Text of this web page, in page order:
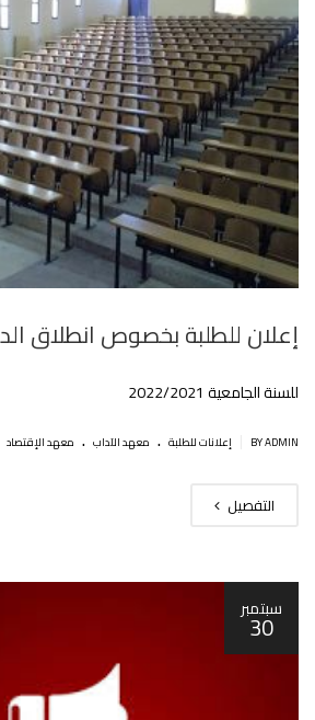
إعلان للطلبة بخصوص انطلاق
للسنة الجامعية 2022/2021
BY ADMIN إعلانات للطلبة . معهد الآداب . معهد الإقتصاد
التفصيل
سبتمبر
30